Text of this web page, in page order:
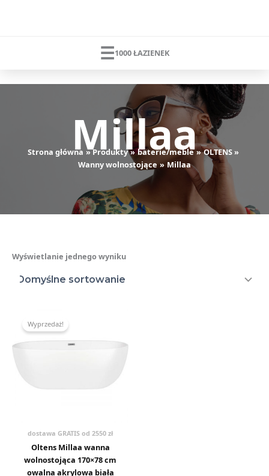
☰1000 ŁAZIENEK
Millaa
Strona główna Produkty baterie/meble
OLTENS
Wanny wolnostojące
Millaa
Wyświetlanie jednego wyniku
Wyprzedaż!
dostawa GRATIS od 2550 zł
Oltens Millaa wanna
wolnostojąca 170×78 cm
owalna akrylowa biała